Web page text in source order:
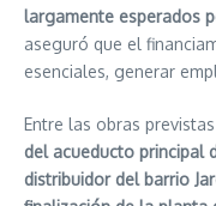
largamente esperados
aseguró que el
esenciales, generar
Entre las obras
del acueducto principal
distribuidor del barrio